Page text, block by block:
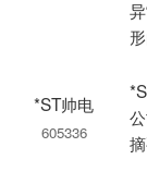
*ST帅电
605336